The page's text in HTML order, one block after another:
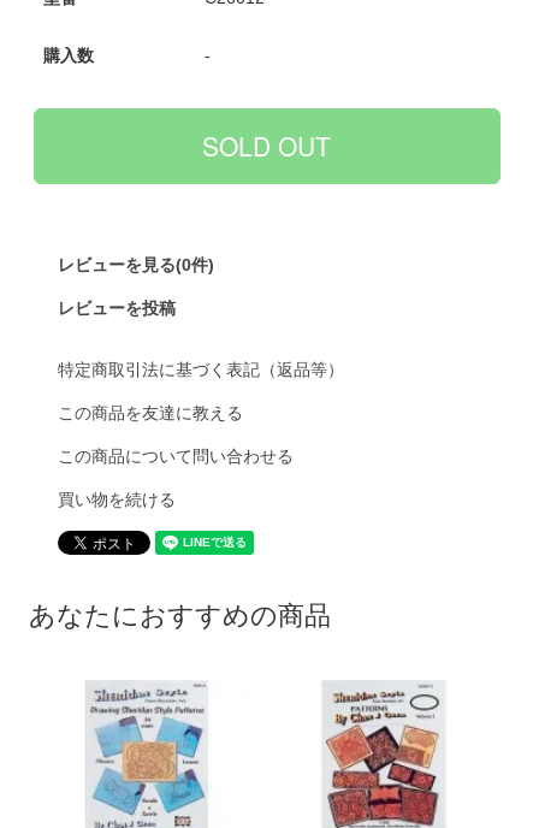
購入数 -
レビューを見る(0件)
レビューを投稿
特定商取引法に基づく表記（返品等）
この商品を友達に教える
この商品について問い合わせる
買い物を続ける
あなたにおすすめの商品